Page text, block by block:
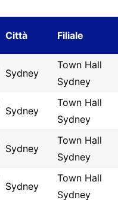
Città Filiale
Sydney
Town Hall
Sydney
Sydney
Town Hall
Sydney
Sydney
Town Hall
Sydney
Sydney
Town Hall
Sydney